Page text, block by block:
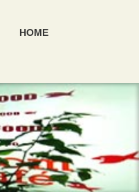
HOME